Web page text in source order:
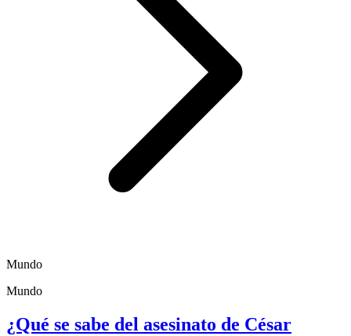
Mundo
Mundo
¿Qué se sabe del asesinato de César